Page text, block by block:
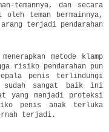
temannya, dan secara
teman bermainnya,
terjadi pendarahan
metode klamp
risiko pendarahan pun
penis terlindungi
sudah sangat baik ini
yang menjadi proteksi
penis anak terluka
terjadi.